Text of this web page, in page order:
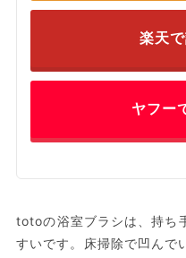
楽天
ヤフー
totoの浴室ブラシは、持ち
すいです。床掃除で凹んで